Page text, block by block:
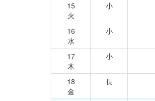
15
火
小
16
水
小
17
木
小
18
金
長